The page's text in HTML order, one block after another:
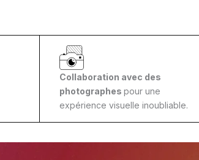
Collaboration avec des
photographespour une
expérience visuelle inoubliable.